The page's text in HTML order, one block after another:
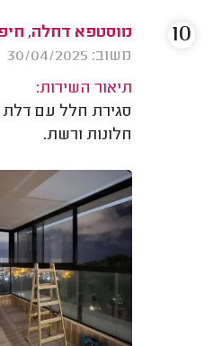
מוסטפא דחלה,
משוב: 30/04/2025
תיאור השירות:
סגירת חלל עם
חלונות ורשת.
10